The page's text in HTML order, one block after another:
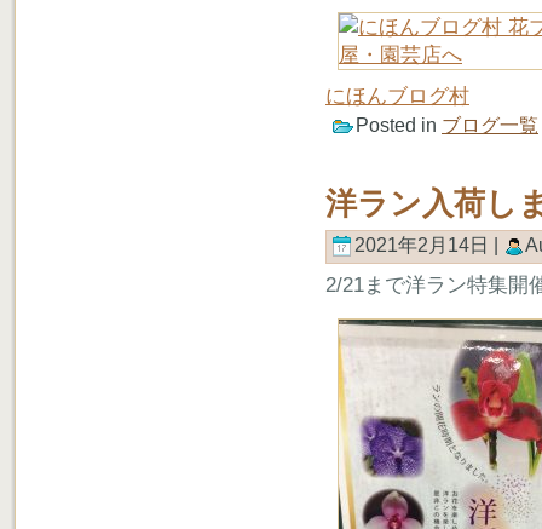
にほんブログ村
Posted in ブログ一覧
洋ラン入荷し
2021年2月14日 |
2/21まで洋ラン特集開